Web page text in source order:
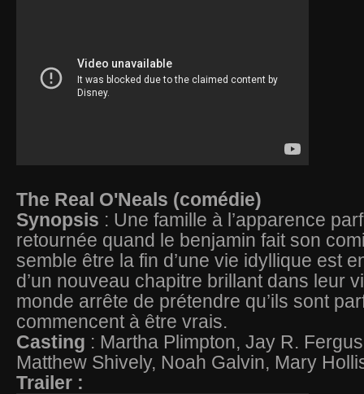
The Real O'Neals (comédie)
Synopsis : Une famille à l’apparence
retournée quand le benjamin fait son
semble être la fin d’une vie idyllique est
d’un nouveau chapitre brillant dans leur
monde arrête de prétendre qu’ils sont
commencent à être vrais.
Casting : Martha Plimpton, Jay R.
Matthew Shively, Noah Galvin, Mary
Trailer :